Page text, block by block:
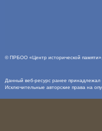
©ПРБОО «Центр исторической памяти»
Данный веб-ресурс ранее
Исключительные авторские права на